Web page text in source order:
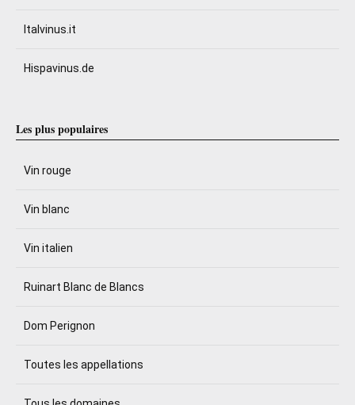
Italvinus.it
Hispavinus.de
Les plus populaires
Vin rouge
Vin blanc
Vin italien
Ruinart Blanc de Blancs
Dom Perignon
Toutes les appellations